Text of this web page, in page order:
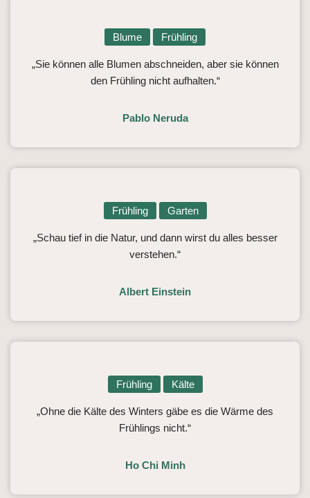
Blume Frühling
„Sie können alle Blumen abschneiden, aber sie können
den Frühling nicht aufhalten.“
Pablo Neruda
Frühling Garten
„Schau tief in die Natur, und dann wirst du alles besser
verstehen.“
Albert Einstein
Frühling Kälte
„Ohne die Kälte des Winters gäbe es die Wärme des
Frühlings nicht.“
Ho Chi Minh